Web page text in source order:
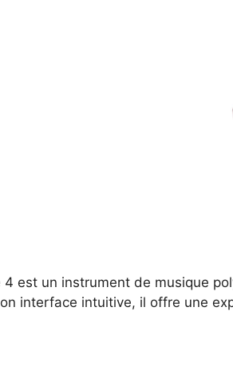
4 est un instrument de musique
interface intuitive, il offre une